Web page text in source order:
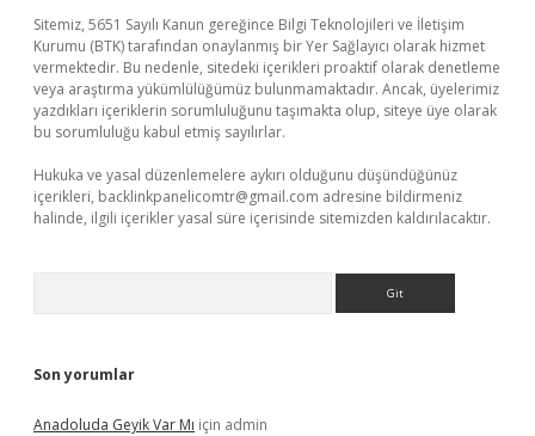
Sitemiz, 5651 Sayılı Kanun gereğince Bilgi Teknolojileri ve İletişim
Kurumu (BTK) tarafından onaylanmış bir Yer Sağlayıcı olarak hizmet
vermektedir. Bu nedenle, sitedeki içerikleri proaktif olarak denetleme
veya araştırma yükümlülüğümüz bulunmamaktadır. Ancak, üyelerimiz
yazdıkları içeriklerin sorumluluğunu taşımakta olup, siteye üye olarak
bu sorumluluğu kabul etmiş sayılırlar.
Hukuka ve yasal düzenlemelere aykırı olduğunu düşündüğünüz
içerikleri, backlinkpanelicomtr@gmail.com adresine bildirmeniz
halinde, ilgili içerikler yasal süre içerisinde sitemizden kaldırılacaktır.
Son yorumlar
Anadoluda Geyik Var Mı için admin